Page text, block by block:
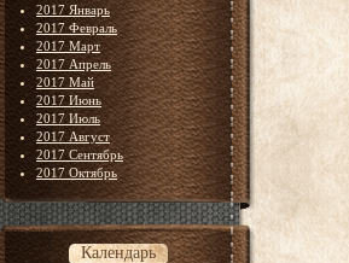
2017 Январь
2017 Февраль
2017 Март
2017 Апрель
2017 Май
2017 Июнь
2017 Июль
2017 Август
2017 Сентябрь
2017 Октябрь
Календарь